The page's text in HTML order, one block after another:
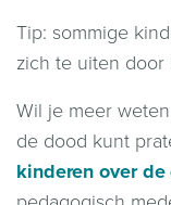
Tip: sommige
zich te uiten
Wil je meer
de dood kunt
kinderen over